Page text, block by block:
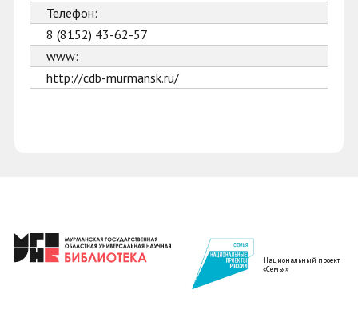
Телефон:
8 (8152) 43-62-57
www:
http://cdb-murmansk.ru/
Национальный проект
«Семья»